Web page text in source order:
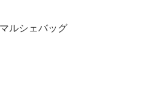
ルシェバッグ